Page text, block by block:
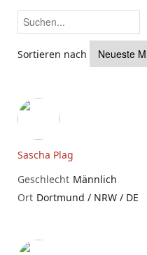
Sortieren nach
Sascha Plag
Geschlecht Männlich
Ort Dortmund / NRW / DE